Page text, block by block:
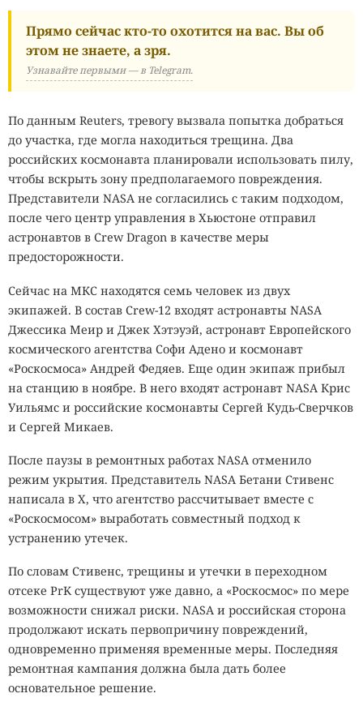
Прямо сейчас кто-то охотится на вас. Вы об
этом не знаете, а зря.
Узнавайте первыми — в Telegram.
По данным Reuters, тревогу вызвала попытка добраться
до участка, где могла находиться трещина. Два
российских космонавта планировали использовать пилу,
чтобы вскрыть зону предполагаемого повреждения.
Представители NASA не согласились с таким подходом,
после чего центр управления в Хьюстоне отправил
астронавтов в Crew Dragon в качестве меры
предосторожности.
Сейчас на МКС находятся семь человек из двух
экипажей. В состав Crew-12 входят астронавты NASA
Джессика Меир и Джек Хэтэуэй, астронавт Европейского
космического агентства Софи Адено и космонавт
«Роскосмоса» Андрей Федяев. Еще один экипаж прибыл
на станцию в ноябре. В него входят астронавт NASA Крис
Уильямс и российские космонавты Сергей Кудь-Сверчков
и Сергей Микаев.
После паузы в ремонтных работах NASA отменило
режим укрытия. Представитель NASA Бетани Стивенс
написала в X, что агентство рассчитывает вместе с
«Роскосмосом» выработать совместный подход к
устранению утечек.
По словам Стивенс, трещины и утечки в переходном
отсеке PrK существуют уже давно, а «Роскосмос» по мере
возможности снижал риски. NASA и российская сторона
продолжают искать первопричину повреждений,
одновременно применяя временные меры. Последняя
ремонтная кампания должна была дать более
основательное решение.